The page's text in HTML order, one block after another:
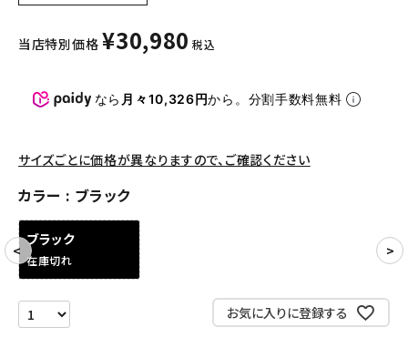
その他バッグ類
スニーカー・ブーツ
COLLABORATION BRAND
SEASON
CONTENTS
ACCOUNT MENU
ようこそ ゲスト 様
当店特別価格 ¥30,980 税込
なら 月々10,326円から。分割手数料無料
サイズごとに価格が異なりますので、ご確認ください
カラー ブラック
ブラック
在庫切れ
お気に入りに登録する